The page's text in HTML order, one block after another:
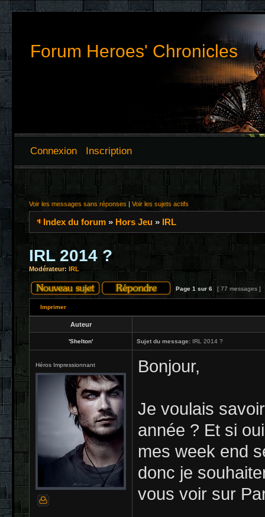
Forum Heroes' Chronicles
Connexion Inscription
Voir les messages sans réponses | Voir les sujets actifs
Index du forum » Hors Jeu » IRL
IRL 2014 ?
Modérateur: IRL
Page 1 sur 6 [ 77 messages ]
Imprimer
Auteur
'Shelton' Sujet du message: IRL 2014 ?
Héros Impressionnant Bonjour,
Je voulais
année ? Et si
mes week end
donc je
vous voir sur